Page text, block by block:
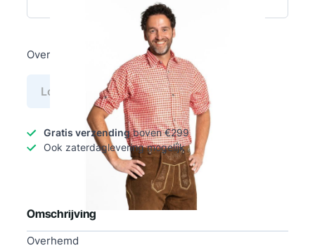
Overhemd
Log in voor prijs
Gratis verzendingboven €299
Ook zaterdaglevering mogelijk
Omschrijving
Overhemd